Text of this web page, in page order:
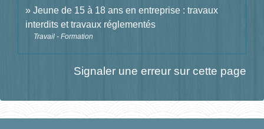
Jeune de 15 à 18 ans en entreprise : travaux
interdits et travaux réglementés
Travail - Formation
Signaler une erreur sur cette page